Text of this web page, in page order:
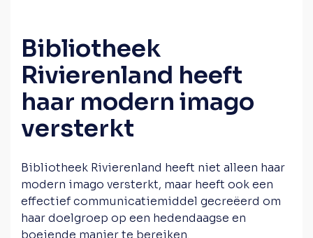
Bibliotheek
Rivierenland heeft
haar modern imago
versterkt
Bibliotheek Rivierenland heeft niet alleen haar
modern imago versterkt, maar heeft ook een
effectief communicatiemiddel gecreëerd om
haar doelgroep op een hedendaagse en
boeiende manier te bereiken.